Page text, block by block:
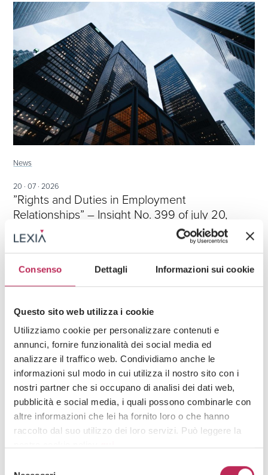
Consenso Dettagli Informazioni sui cookie
Questo sito web utilizza i cookie
Utilizziamo cookie per personalizzare contenuti e
annunci, fornire funzionalità dei social media ed
analizzare il traffico web. Condividiamo anche le
informazioni sul modo in cui utilizza il nostro sito con i
nostri partner che si occupano di analisi dei dati web,
pubblicità e social media, i quali possono combinarle con
altre informazioni che lei ha fornito loro o che hanno
raccolto dal suo utilizzo dei loro servizi. Può leggere la
Iscriviti alla newsletter
Newsletter
News
20 · 07 · 2026
”Rights and Duties in Employment
Relationships” – Insight No. 399 of july 20,
2026
See all +